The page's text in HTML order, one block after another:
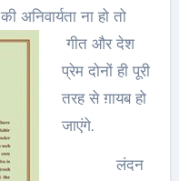
अनिवार्यता ना हो तो
गीत और देश
प्रेम दोनों ही पूरी
तरह से ग़ायब हो
जाएंगे.
लंदन